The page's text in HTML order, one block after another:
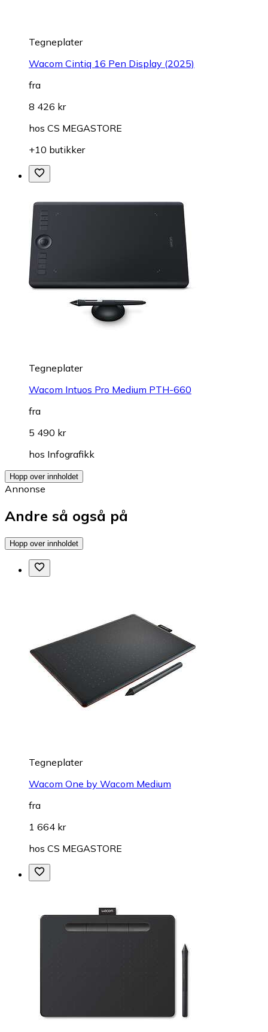
Tegneplater
Wacom Cintiq 16 Pen Display (2025)
fra
8 426 kr
hos CS MEGASTORE
+10 butikker
Tegneplater
Wacom Intuos Pro Medium PTH-660
fra
5 490 kr
hos Infografikk
Hopp over innholdet
Annonse
Andre så også på
Hopp over innholdet
Tegneplater
Wacom One by Wacom Medium
fra
1 664 kr
hos CS MEGASTORE